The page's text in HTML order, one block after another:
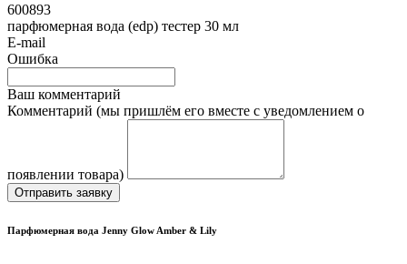
600893
парфюмерная вода (edp) тестер 30 мл
E-mail
Ошибка
Ваш комментарий
Комментарий (мы пришлём его вместе с уведомлением о
появлении товара)
Отправить заявку
Парфюмерная вода Jenny Glow Amber & Lily